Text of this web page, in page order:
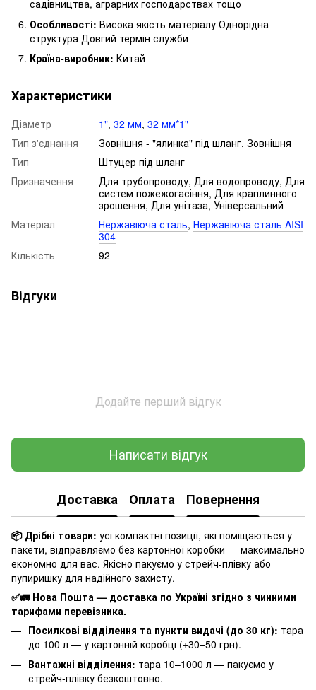
садівництва, аграрних господарствах тощо
Особливості: Висока якість матеріалу Однорідна
структура Довгий термін служби
Країна-виробник: Китай
Характеристики
Діаметр 1", 32 мм, 32 мм*1"
Тип з'єднання
Зовнішня - "ялинка" під шланг, Зовнішня
Тип
Штуцер під шланг
Призначення
Для трубопроводу, Для водопроводу, Для
систем пожежогасіння, Для краплинного
зрошення, Для унітаза, Універсальний
Матеріал
Нержавіюча сталь, Нержавіюча сталь AISI
304
Кількість
92
Відгуки
Додайте перший відгук
Написати відгук
Доставка Оплата Повернення
📦 Дрібні товари: усі компактні позиції, які поміщаються у
пакети, відправляємо без картонної коробки — максимально
економно для вас. Якісно пакуємо у стрейч-плівку або
пупиришку для надійного захисту.
✅🚛 Нова Пошта — доставка по Україні згідно з чинними
тарифами перевізника.
Посилкові відділення та пункти видачі (до 30 кг): тара
до 100 л — у картонній коробці (+30–50 грн).
Вантажні відділення: тара 10–1000 л — пакуємо у
стрейч-плівку безкоштовно.